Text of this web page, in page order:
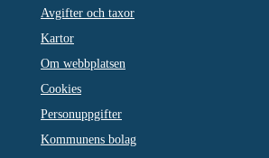
Avgifter och taxor
Kartor
Om webbplatsen
Cookies
Personuppgifter
Kommunens bolag